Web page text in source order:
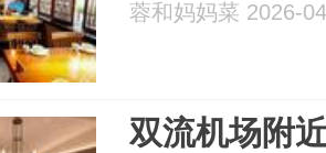
蓉和妈妈菜 2026-
双流机场附